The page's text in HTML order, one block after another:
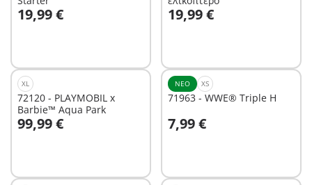
19,99 €
Στο καλάθι 19,99 €
Στο καλάθι
XL
72120 - PLAYMOBIL x
Barbie™ Aqua Park
99,99 €
Στο καλάθι
ΝΈΟ XS
71963 - WWE® Triple H
7,99 €